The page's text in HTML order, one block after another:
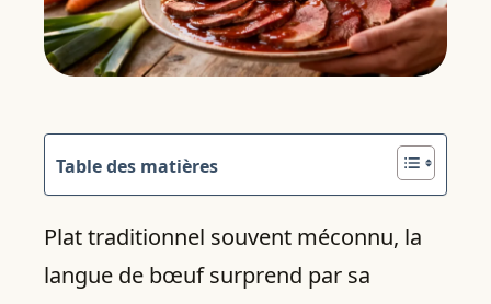
Table des matières
Plat traditionnel souvent méconnu, la
langue de bœuf surprend par sa